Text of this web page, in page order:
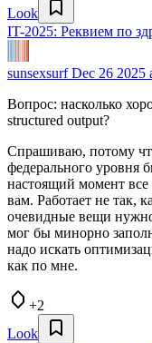
Look
IT-2025: Реквием по
sunsexsurfDec 26 2025
Вопрос: насколько
structured output?
Спрашиваю, потому
федерального уровня
настоящий момент
вам. Работает не так,
очевидные вещи
мог бы минорно
надо искать
как по мне.
+2
Look